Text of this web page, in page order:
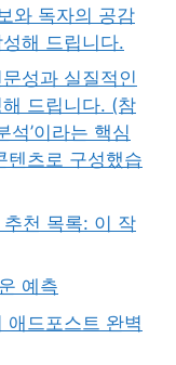
와 독자의 공감
해 드립니다.
성과 실질적인
드립니다. (참
석’이라는 핵심
텐츠로 구성했습
천 목록: 이 작
예측
애드포스트 완벽